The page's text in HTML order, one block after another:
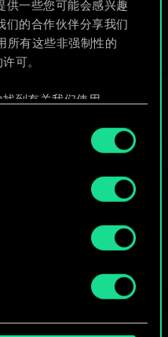
供一些您可能会感兴趣
们的合作伙伴分享我们
所有这些非强制性的
可。
到有关我们使用
并准备好继续，请点
撰写攻略
组